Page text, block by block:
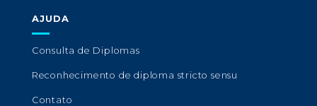
AJUDA
Consulta de Diplomas
Reconhecimento de diploma stricto sensu
Contato